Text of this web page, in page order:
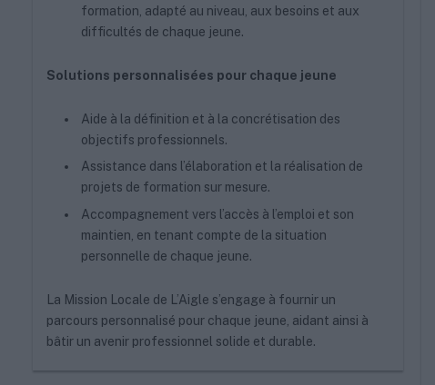
formation, adapté au niveau, aux besoins et aux
difficultés de chaque jeune.
Solutions personnalisées pour chaque jeune
Aide à la définition et à la concrétisation des
objectifs professionnels.
Assistance dans l’élaboration et la réalisation de
projets de formation sur mesure.
Accompagnement vers l’accès à l’emploi et son
maintien, en tenant compte de la situation
personnelle de chaque jeune.
La Mission Locale de L’Aigle s’engage à fournir un
parcours personnalisé pour chaque jeune, aidant ainsi à
bâtir un avenir professionnel solide et durable.